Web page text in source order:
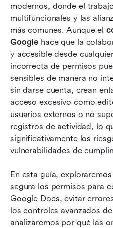
modernos, donde el
multifuncionales y las
más comunes. Aunque el
Google hace que la
y accesible desde
incorrecta de permisos
sensibles de manera no
sin darse cuenta, crean
acceso excesivo como
usuarios externos o no
registros de actividad, lo
significativamente los
vulnerabilidades de
En esta guía,
segura los permisos para
Google Docs, evitar
los controles avanzados
analizaremos por qué las
Consejos que puede
el acceso a un Google
Riesgos al compartir
Google
Conoce Lark: una
colaboración de
Tendencias futuras
colaboración segura y
documentos
Conclusión
Preguntas frecuentes
Lectura relacionada